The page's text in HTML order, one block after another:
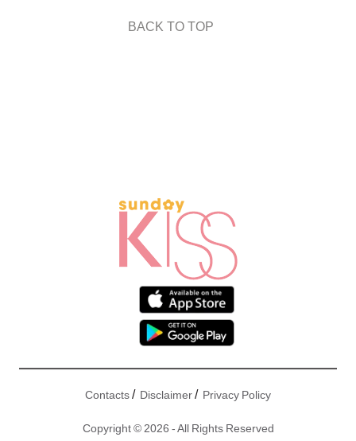
BACK TO TOP
Contacts/ Disclaimer/ Privacy Policy
Copyright © 2026 - All Rights Reserved